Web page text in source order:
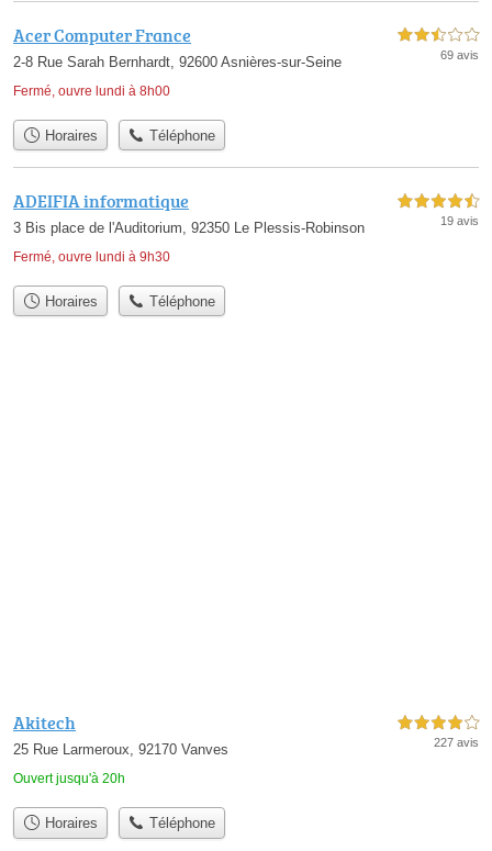
Acer Computer France
2-8 Rue Sarah Bernhardt, 92600 Asnières-sur-Seine
Fermé, ouvre lundi à 8h00
2,5 étoiles sur 5
69 avis
Horaires Téléphone
ADEIFIA informatique
3 Bis place de l'Auditorium, 92350 Le Plessis-Robinson
Fermé, ouvre lundi à 9h30
4,5 étoiles sur 5
19 avis
Horaires Téléphone
Akitech
25 Rue Larmeroux, 92170 Vanves
Ouvert jusqu'à 20h
4,0 étoiles sur 5
227 avis
Horaires Téléphone